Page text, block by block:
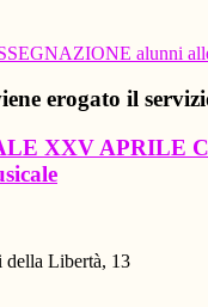
alunni
erogato il
XXV APRILE
della Libertà, 13